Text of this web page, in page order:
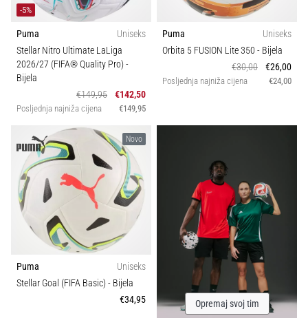
adidas
PUMA.
Budi
dio
svake
gola…
Prikaži
sve
članke
-5%
Puma
Uniseks
Stellar Nitro Ultimate LaLiga
2026/27 (FIFA® Quality Pro)-
Bijela
€149,95
€142,50
Posljednja najniža cijena €149,95
Puma
Uniseks
Orbita 5 FUSION Lite 350 - Bijela
€30,00
€26,00
Posljednja najniža cijena €24,00
Novo
Puma
Uniseks
Stellar Goal (FIFA Basic)- Bijela
€34,95
Opremaj svoj tim